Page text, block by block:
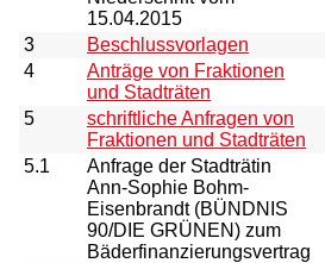
15.04.2015
3
Beschlussvorlagen
4
Anträge von Fraktionen
und Stadträten
5
schriftliche Anfragen von
Fraktionen und Stadträten
5.1
Anfrage der Stadträtin
Ann-Sophie Bohm-
Eisenbrandt (BÜNDNIS
90/DIE GRÜNEN) zum
Bäderfinanzierungsvertrag